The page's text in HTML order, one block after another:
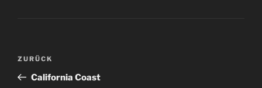
Beitragsnavigation
Vorheriger
Beitrag
ZURÜCK
California Coast